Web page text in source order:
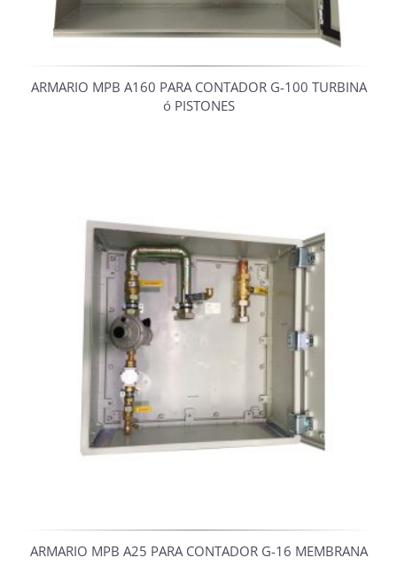
ARMARIO MPB A160 PARA CONTADOR G-100 TURBINA
ó PISTONES
ARMARIO MPB A25 PARA CONTADOR G-16 MEMBRANA